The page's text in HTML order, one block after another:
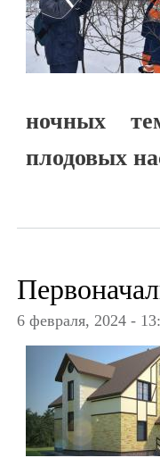
ночных
плодовых
6 февраля, 2024 -